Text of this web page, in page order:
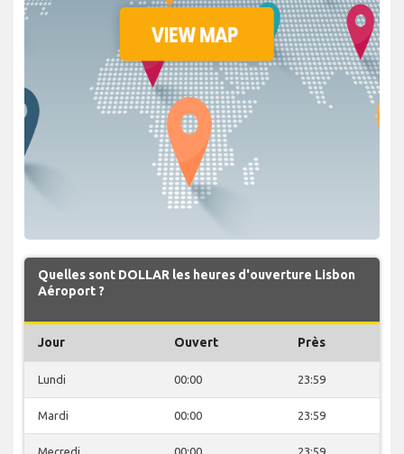
Quelles sont DOLLAR les heures d'ouverture Lisbon
Aéroport ?
Jour Ouvert Près
Lundi 00:00 23:59
Mardi 00:00 23:59
Mecredi 00:00 23:59